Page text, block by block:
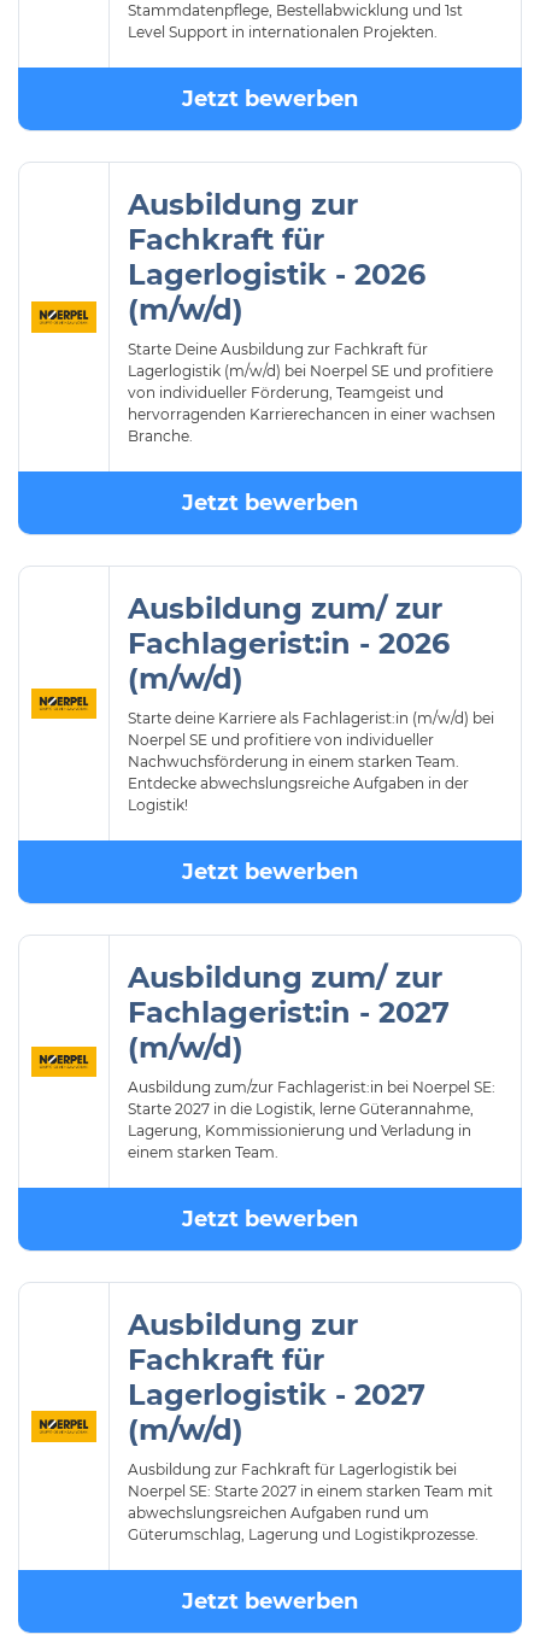
Stammdatenpflege, Bestellabwicklung und 1st
Level Support in internationalen Projekten.
Jetzt bewerben
Ausbildung zur
Fachkraft für
Lagerlogistik - 2026
(m/w/d)
Starte Deine Ausbildung zur Fachkraft für
Lagerlogistik (m/w/d) bei Noerpel SE und profitiere
von individueller Förderung, Teamgeist und
hervorragenden Karrierechancen in einer wachsen
Branche.
Jetzt bewerben
Ausbildung zum/ zur
Fachlagerist:in - 2026
(m/w/d)
Starte deine Karriere als Fachlagerist:in (m/w/d) bei
Noerpel SE und profitiere von individueller
Nachwuchsförderung in einem starken Team.
Entdecke abwechslungsreiche Aufgaben in der
Logistik!
Jetzt bewerben
Ausbildung zum/ zur
Fachlagerist:in - 2027
(m/w/d)
Ausbildung zum/zur Fachlagerist:in bei Noerpel SE:
Starte 2027 in die Logistik, lerne Güterannahme,
Lagerung, Kommissionierung und Verladung in
einem starken Team.
Jetzt bewerben
Ausbildung zur
Fachkraft für
Lagerlogistik - 2027
(m/w/d)
Ausbildung zur Fachkraft für Lagerlogistik bei
Noerpel SE: Starte 2027 in einem starken Team mit
abwechslungsreichen Aufgaben rund um
Güterumschlag, Lagerung und Logistikprozesse.
Jetzt bewerben